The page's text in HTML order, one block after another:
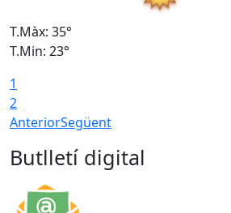
T.Màx: 35°
T.Min: 23°
1
2
AnteriorSegüent
Butlletí digital